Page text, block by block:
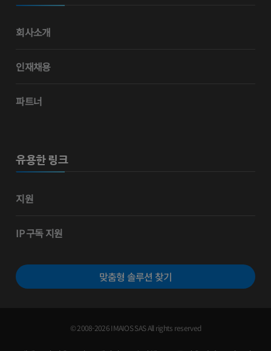
회사소개
인재채용
파트너
유용한 링크
지원
IP 구독 지원
맞춤형 솔루션 찾기
© 2008-2026 IMAIOS SAS All rights reserved